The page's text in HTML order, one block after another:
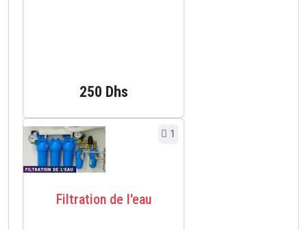
250 Dhs
1
Filtration de l'eau